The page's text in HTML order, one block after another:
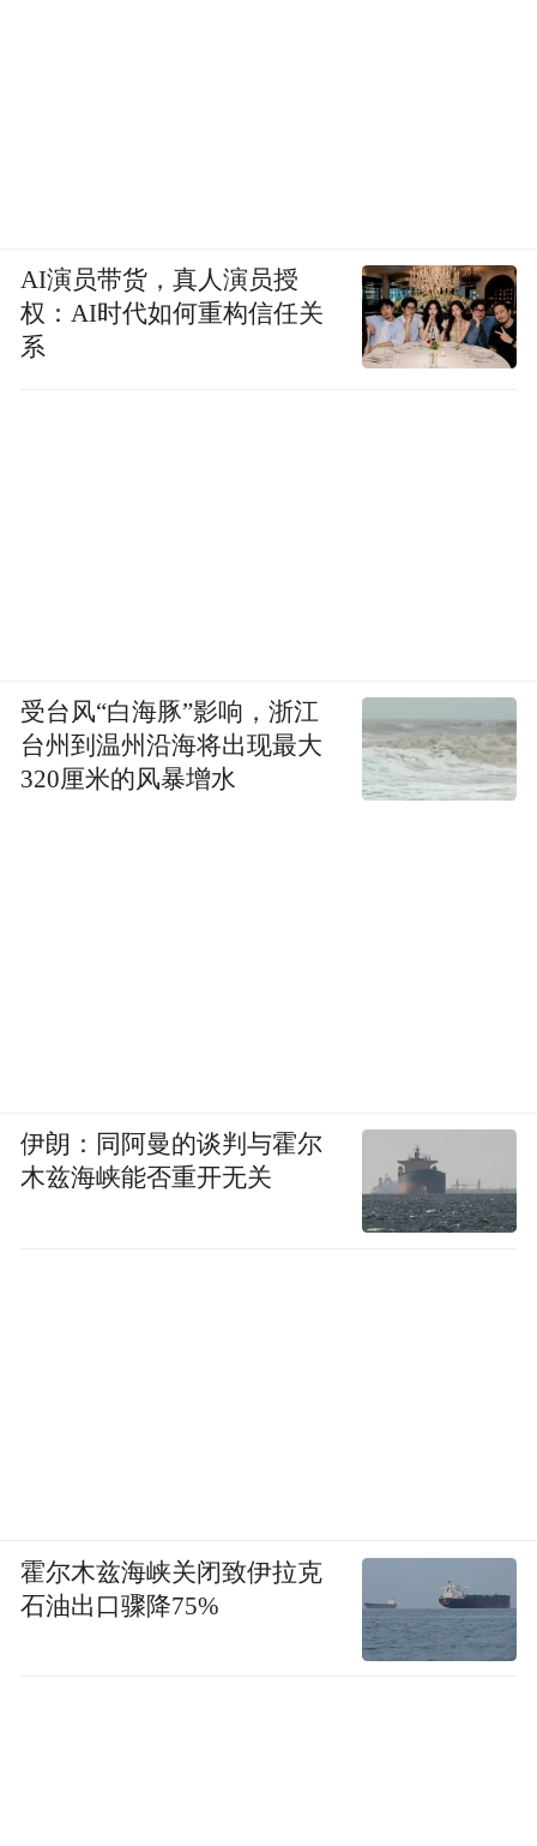
AI演员带货，真人演员授
权：AI时代如何重构信任关
系
受台风“白海豚”影响，浙江
台州到温州沿海将出现最大
320厘米的风暴增水
伊朗：同阿曼的谈判与霍尔
木兹海峡能否重开无关
霍尔木兹海峡关闭致伊拉克
石油出口骤降75%